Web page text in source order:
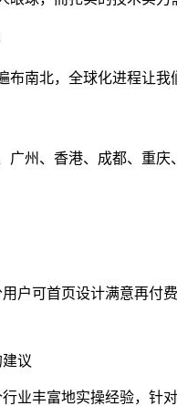
布南北，全球化进程让我
广州、香港、成都、重
户可首页设计满意再付
议
业丰富地实操经验，针